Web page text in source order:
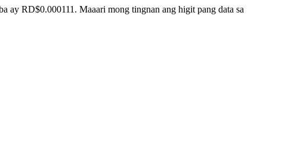
ay RD$0.000111. Maaari mong tingnan ang higit pang data sa